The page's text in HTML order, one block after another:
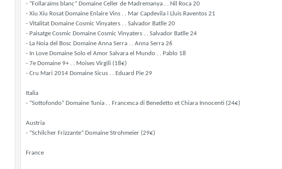
- “Follaraïms blanc” Domaine Celler de Madremanya . . Nil Roca 20
- Xiu Xiu Rosat Domaine Enlaire Vins . . Mar Capdevila i Lluis Raventos 21
- Vitalitat Domaine Cosmic Vinyaters . . Salvador Batlle 20
- Paisatge Cosmic Domaine Cosmic Vinyaters . . Salvador Batlle 24
- La Noia del Bosc Domaine Anna Serra . . Anna Serra 26
- In Love Domaine Solo el Amor Salvara el Mundo . . Pablo 18
- 7e Domaine 9+ . . Moises Virgili (18€)
- Cru Mari 2014 Domaine Sicus . . Eduard Pie 29
Italia
- “Sottofondo” Domaine Tunia . . Francesca di Benedetto et Chiara Innocenti (24€)
Austria
- “Schilcher Frizzante” Domaine Strohmeier (29€)
France